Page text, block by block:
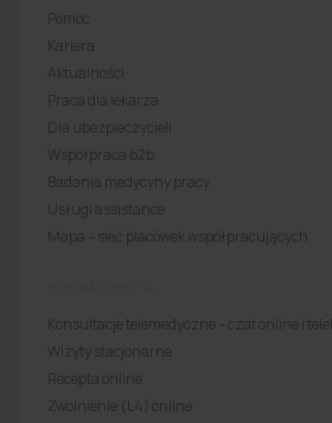
Pomoc
Kariera
Aktualności
Praca dla lekarza
Dla ubezpieczycieli
Współpraca b2b
Badania medycyny pracy
Usługi assistance
Mapa – sieć placówek współpracujących
Konsultacje telemedyczne – czat online i
Wizyty stacjonarne
Recepta online
Zwolnienie (L4) online